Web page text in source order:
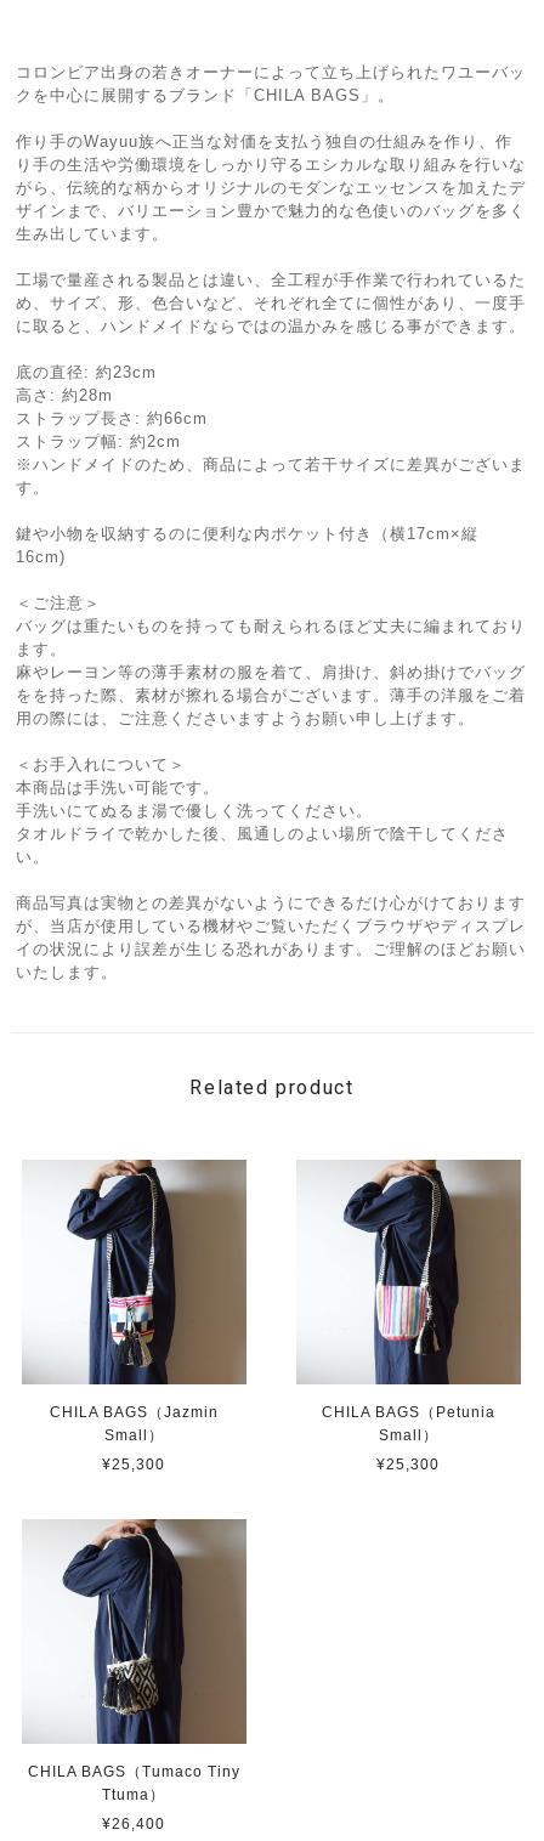
コロンビア出身の若きオーナーによって立ち上げられたワユーバッ
クを中心に展開するブランド「CHILA BAGS」。
作り手のWayuu族へ正当な対価を支払う独自の仕組みを作り、作
り手の生活や労働環境をしっかり守るエシカルな取り組みを行いな
がら、伝統的な柄からオリジナルのモダンなエッセンスを加えたデ
ザインまで、バリエーション豊かで魅力的な色使いのバッグを多く
生み出しています。
工場で量産される製品とは違い、全工程が手作業で行われているた
め、サイズ、形、色合いなど、それぞれ全てに個性があり、一度手
に取ると、ハンドメイドならではの温かみを感じる事ができます。
底の直径: 約23cm
高さ: 約28m
ストラップ長さ: 約66cm
ストラップ幅: 約2cm
※ハンドメイドのため、商品によって若干サイズに差異がございま
す。
鍵や小物を収納するのに便利な内ポケット付き（横17cm×縦
16cm)
＜ご注意＞
バッグは重たいものを持っても耐えられるほど丈夫に編まれており
ます。
麻やレーヨン等の薄手素材の服を着て、肩掛け、斜め掛けでバッグ
をを持った際、素材が擦れる場合がございます。薄手の洋服をご着
用の際には、ご注意くださいますようお願い申し上げます。
＜お手入れについて＞
本商品は手洗い可能です。
手洗いにてぬるま湯で優しく洗ってください。
タオルドライで乾かした後、風通しのよい場所で陰干してくださ
い。
商品写真は実物との差異がないようにできるだけ心がけております
が、当店が使用している機材やご覧いただくブラウザやディスプレ
イの状況により誤差が生じる恐れがあります。ご理解のほどお願い
いたします。
Related product
CHILA BAGS（Jazmin
Small）
¥25,300
CHILA BAGS（Petunia
Small）
¥25,300
CHILA BAGS（Tumaco Tiny
Ttuma）
¥26,400